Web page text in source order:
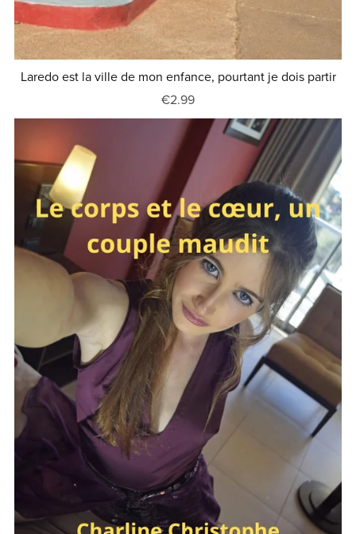
Laredo est la ville de mon enfance, pourtant je dois partir
€2.99